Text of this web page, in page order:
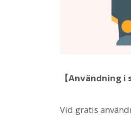
【Användning i
Vid gratis